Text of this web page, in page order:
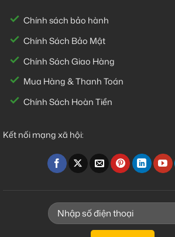
Chính sách bảo hành
Chính Sách Bảo Mật
Chính Sách Giao Hàng
Mua Hàng & Thanh Toán
Chính Sách Hoàn Tiền
Kết nối mạng xã hội: